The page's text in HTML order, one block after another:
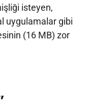
isteyen,
uygulamalar gibi
(16 MB) zor